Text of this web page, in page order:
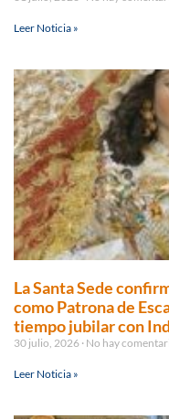
Leer Noticia »
La Santa Sede
como Patrona de
tiempo jubilar con
30 julio, 2026 No hay
Leer Noticia »